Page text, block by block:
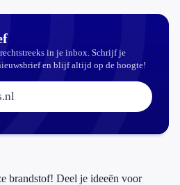
in je inbox. Schrijf je
en blijf altijd op de hoogte!
brandstof! Deel je ideeën voor